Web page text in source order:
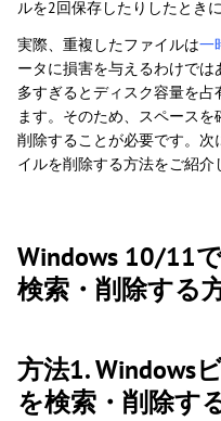
ルを2回保存したりしたとき
実際、重複したファイルは一
ータに損害を与えるわけで
多すぎるとディスク容量を
ます。そのため、スペース
削除することが必要です。
イルを削除する方法をご紹介
Windows 10/11
検索・削除する
方法1. Windows
を検索・削除す